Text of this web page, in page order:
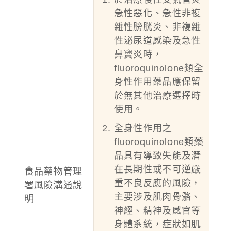
食品藥物管理
署風險溝通說
明
急性惡化、急性非複
雜性膀胱炎、非複雜
性泌尿道感染及急性
鼻竇炎時，
fluoroquinolone類全
身性作用藥品應保留
於無其他治療選擇時
使用。
全身性作用之
fluoroquinolone類藥
品具有導致失能及潛
在長期性或不可逆嚴
重不良反應的風險，
主要涉及肌肉骨骼、
神經、精神及感官等
身體系統，症狀如肌